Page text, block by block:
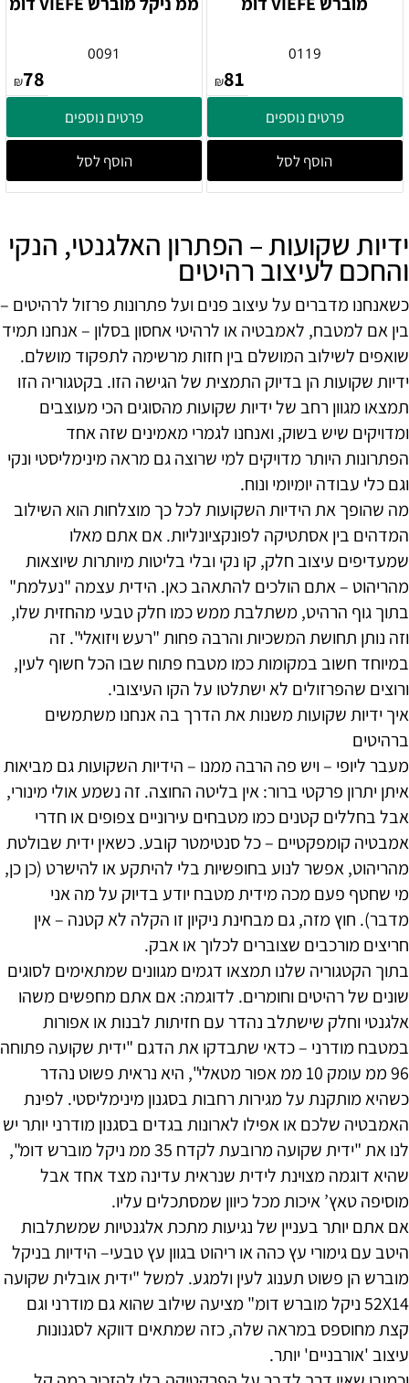
0119
₪81
פרטים נוספים
הוסף לסל
0091
₪78
פרטים נוספים
הוסף לסל
ידיות שקועות – הפתרון האלגנטי, הנקי
והחכם לעיצוב רהיטים
כשאנחנו מדברים על עיצוב פנים ועל פתרונות פרזול לרהיטים –
בין אם למטבח, לאמבטיה או לרהיטי אחסון בסלון – אנחנו תמיד
שואפים לשילוב המושלם בין חזות מרשימה לתפקוד מושלם.
ידיות שקועות הן בדיוק התמצית של הגישה הזו. בקטגוריה הזו
תמצאו מגוון רחב של ידיות שקועות מהסוגים הכי מעוצבים
ומדויקים שיש בשוק, ואנחנו לגמרי מאמינים שזה אחד
הפתרונות היותר מדויקים למי שרוצה גם מראה מינימליסטי ונקי
וגם כלי עבודה יומיומי ונוח.
מה שהופך את הידיות השקועות לכל כך מוצלחות הוא השילוב
המדהים בין אסתטיקה לפונקציונליות. אם אתם מאלו
שמעדיפים עיצוב חלק, קו נקי ובלי בליטות מיותרות שיוצאות
מהריהוט – אתם הולכים להתאהב כאן. הידית עצמה "נעלמת"
בתוך גוף הרהיט, משתלבת ממש כמו חלק טבעי מהחזית שלו,
וזה נותן תחושת המשכיות והרבה פחות "רעש ויזואלי". זה
במיוחד חשוב במקומות כמו מטבח פתוח שבו הכל חשוף לעין,
ורוצים שהפרזולים לא ישתלטו על הקו העיצובי.
איך ידיות שקועות משנות את הדרך בה אנחנו משתמשים
ברהיטים
מעבר ליופי – ויש פה הרבה ממנו – הידיות השקועות גם מביאות
איתן יתרון פרקטי ברור: אין בליטה החוצה. זה נשמע אולי מינורי,
אבל בחללים קטנים כמו מטבחים עירוניים צפופים או חדרי
אמבטיה קומפקטיים – כל סנטימטר קובע. כשאין ידית שבולטת
מהריהוט, אפשר לנוע בחופשיות בלי להיתקע או להישרט (כן כן,
מי שחטף פעם מכה מידית מטבח יודע בדיוק על מה אני
מדבר). חוץ מזה, גם מבחינת ניקיון זו הקלה לא קטנה – אין
חריצים מורכבים שצוברים לכלוך או אבק.
בתוך הקטגוריה שלנו תמצאו דגמים מגוונים שמתאימים לסוגים
שונים של רהיטים וחומרים. לדוגמה: אם אתם מחפשים משהו
אלגנטי וחלק שישתלב נהדר עם חזיתות לבנות או אפורות
במטבח מודרני – כדאי שתבדקו את הדגם "ידית שקועה פתוחה
96 ממ עומק 10 ממ אפור מטאלי", היא נראית פשוט נהדר
כשהיא מותקנת על מגירות רחבות בסגנון מינימליסטי. לפינת
האמבטיה שלכם או אפילו לארונות בגדים בסגנון מודרני יותר יש
לנו את "ידית שקועה מרובעת לקדח 35 ממ ניקל מוברש דומ",
שהיא דוגמה מצוינת לידית שנראית עדינה מצד אחד אבל
מוסיפה טאץ’ איכות מכל כיוון שמסתכלים עליו.
אם אתם יותר בעניין של נגיעות מתכת אלגנטיות שמשתלבות
היטב עם גימורי עץ כהה או ריהוט בגוון עץ טבעי– הידיות בניקל
מוברש הן פשוט תענוג לעין ולמגע. למשל "ידית אובלית שקועה
52X14 ניקל מוברש דומ" מציעה שילוב שהוא גם מודרני וגם
קצת מחוספס במראה שלה, כזה שמתאים דווקא לסגנונות
עיצוב 'אורבניים' יותר.